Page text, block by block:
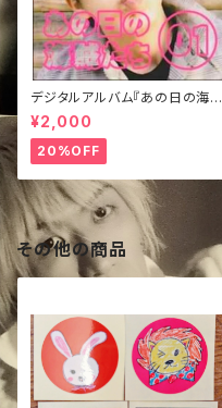
デジタルアルバム『あの日の海賊
たち①』
¥2,000
20%OFF
その他の商品